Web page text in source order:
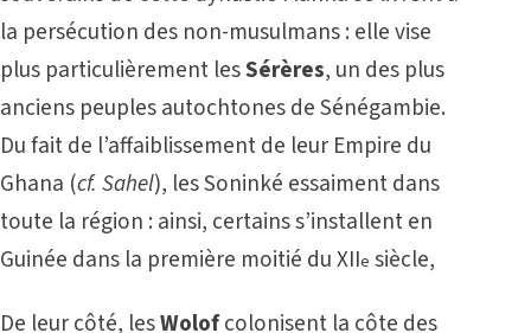
la persécution des non-musulmans : elle vise
plus particulièrement lesSérères, un des plus
anciens peuples autochtones de Sénégambie.
Du fait de l’affaiblissement de leur Empire du
Ghana (cf.Sahel), les Soninké essaiment dans
toute la région : ainsi, certains s’installent en
Guinée dans la première moitié du XIIe siècle,
De leur côté, lesWolofcolonisent la côte des